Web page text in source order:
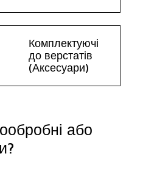
Комплектуючі
до верстатів
(Аксесуари)
або